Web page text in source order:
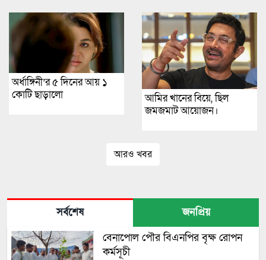
অর্ধাঙ্গিনী’র ৫ দিনের আয় ১
কোটি ছাড়ালো
আমির খানের বিয়ে, ছিল
জমজমাট আয়োজন।
আরও খবর
সর্বশেষ জনপ্রিয়
বেনাপোল পৌর বিএনপির বৃক্ষ রোপন
কর্মসূচী